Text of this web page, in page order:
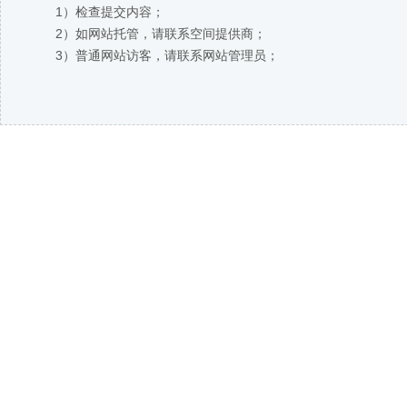
1）检查提交内容；
2）如网站托管，请联系空间提供商；
3）普通网站访客，请联系网站管理员；